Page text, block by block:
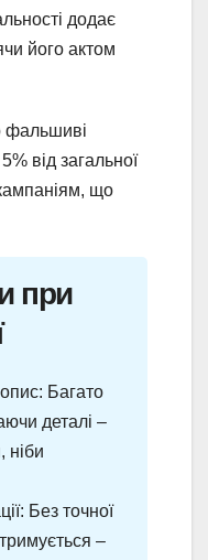
додає
його актом
фальшиві
від загальної
кампаніям, що
при
опис: Багато
деталі –
ніби
Без точної
–